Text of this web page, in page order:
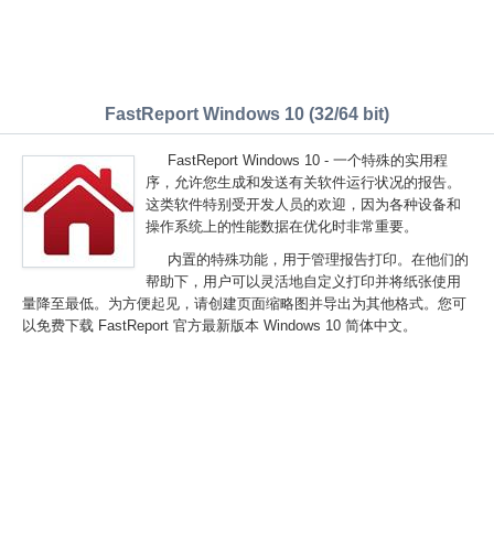
FastReport Windows 10 (32/64 bit)
FastReport Windows 10 - 一个特殊的实用程
序，允许您生成和发送有关软件运行状况的报告。
这类软件特别受开发人员的欢迎，因为各种设备和
操作系统上的性能数据在优化时非常重要。
内置的特殊功能，用于管理报告打印。在他们的
帮助下，用户可以灵活地自定义打印并将纸张使用
量降至最低。为方便起见，请创建页面缩略图并导出为其他格式。您可
以免费下载 FastReport 官方最新版本 Windows 10 简体中文。